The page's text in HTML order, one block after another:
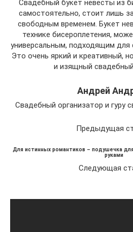
Свадебный букет невесты из
самостоятельно, стоит лишь
свободным временем. Букет
технике бисероплетения,
универсальным, подходящим для
Это очень яркий и креативный,
и изящный свадебный
Андрей
Свадебный организатор и гуру
Предыдущая
Для истинных романтиков – подушечка
руками
Следующая